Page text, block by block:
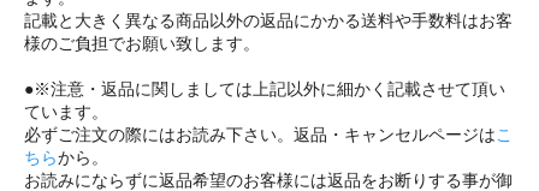
記載と大きく異なる商品以外の返品にかかる送料や手数料はお客
様のご負担でお願い致します。
●※注意・返品に関しましては上記以外に細かく記載させて頂い
ています。
必ずご注文の際にはお読み下さい。返品・キャンセルページはこ
ちらから。
お読みにならずに返品希望のお客様には返品をお断りする事が御